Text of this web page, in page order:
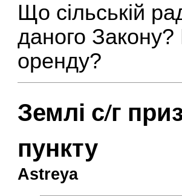
Що сільській
даного
оренду?
Землі с/г
пункту
Astreya